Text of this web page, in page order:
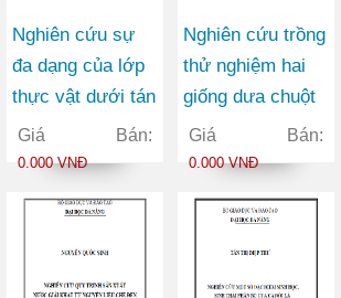
Nghiên cứu sự
đa dạng của lớp
thực vật dưới tán
rừng tại Khu bảo
tồn loài và sinh
Lạc - Chợ Đồn -
Bắc Kạn
Giá Bán:
0.000 VNĐ
Nghiên cứu trồng
thử nghiệm hai
giống dưa chuột
bao tử mirabelle
và mimoza trong
thái vụ đông xuân
tại xã Hòa Tiên
thành phố Đà
Giá Bán:
0.000 VNĐ